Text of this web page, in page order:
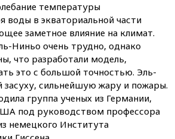
температуры
воды в экваториальной части
заметное влияние на климат.
Ниньо очень трудно, однако
что разработали модель,
это с большой точностью. Эль-
засуху, сильнейшую жару и пожары.
группа ученых из Германии,
под руководством профессора
немецкого Института